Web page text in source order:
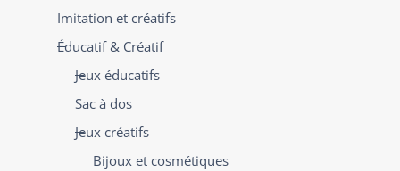
Imitation et créatifs
Éducatif & Créatif
Jeux éducatifs
Sac à dos
Jeux créatifs
Bijoux et cosmétiques